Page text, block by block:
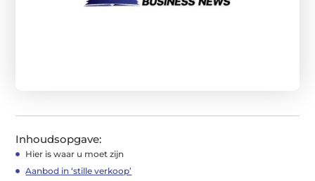
Inhoudsopgave:
Hier is waar u moet zijn
Aanbod in ‘stille verkoop’